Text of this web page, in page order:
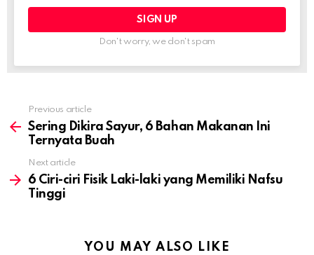
Don't worry, we don't spam
more
Previous article
Sering Dikira Sayur, 6 Bahan Makanan Ini
Ternyata Buah
Next article
6 Ciri-ciri Fisik Laki-laki yang Memiliki Nafsu
Tinggi
YOU MAY ALSO LIKE